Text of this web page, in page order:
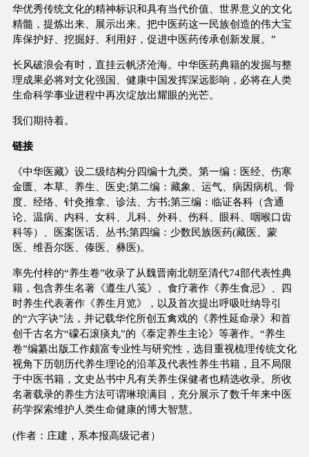
华优秀传统文化的精神标识和具有当代价值、世界意义的文化
精髓，提炼出来、展示出来。把中医药这一民族创造的伟大宝
库保护好、挖掘好、利用好，促进中医药传承创新发展。”
长风破浪会有时，直挂云帆济沧海。中华医药典籍的发掘与整
理成果必将对文化强国、健康中国发挥深远影响，必将在人类
生命科学事业进程中再次绽放出耀眼的光芒。
我们期待着。
链接
《中华医藏》设二级结构分四编十九类。第一编：医经、伤寒
金匮、本草、养生、医史;第二编：藏象、运气、病因病机、骨
度、经络、针灸推拿、诊法、方书;第三编：临证各科（含通
论、温病、内科、女科、儿科、外科、伤科、眼科、咽喉口齿
科等）、医案医话、丛书;第四编：少数民族医药(藏医、蒙
医、维吾尔医、傣医、彝医)。
率先付梓的“养生卷”收录了从魏晋南北朝至清代74部代表性典
籍，包含养生名著《遵生八笺》、食疗著作《养生食忌》、四
时养生代表著作《养生月览》，以及首次提出呼吸吐纳导引
的“六字诀”法，并记载华佗所创五禽戏的《养性延命录》和首
创千古名方“礞石滚痰丸”的《泰定养生主论》等著作。“养生
卷”编纂出版工作颇富专业性与研究性，选目重视梳理传统文化
视角下历朝历代养生理论的沿革及代表性养生书籍，且不局限
于中医书籍，文史丛书中凡有关养生保健者也精选收录。所收
名著载录的养生方法可谓琳琅满目，充分展示了数千年来中医
药学探索维护人类生命健康的博大智慧。
(作者：庄建，系本报高级记者）